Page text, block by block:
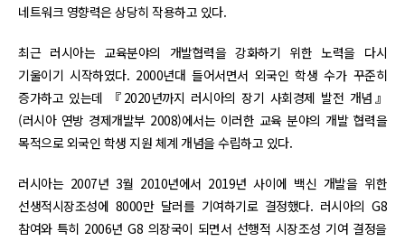
네트워크 영향력은 상당히 작용하고 있다.
최근 러시아는 교육분야의 개발협력을 강화하기 위한 노력을 다시
기울이기 시작하였다. 2000년대 들어서면서 외국인 학생 수가 꾸준히
증가하고 있는데 『2020년까지 러시아의 장기 사회경제 발전 개념』
(러시아 연방 경제개발부 2008)에서는 이러한 교육 분야의 개발 협력을
목적으로 외국인 학생 지원 체계 개념을 수립하고 있다.
러시아는 2007년 3월 2010년에서 2019년 사이에 백신 개발을 위한
선생적시장조성에 8000만 달러를 기여하기로 결정했다. 러시아의 G8
참여와 특히 2006년 G8 의장국이 되면서 선행적 시장조성 기여 결정을